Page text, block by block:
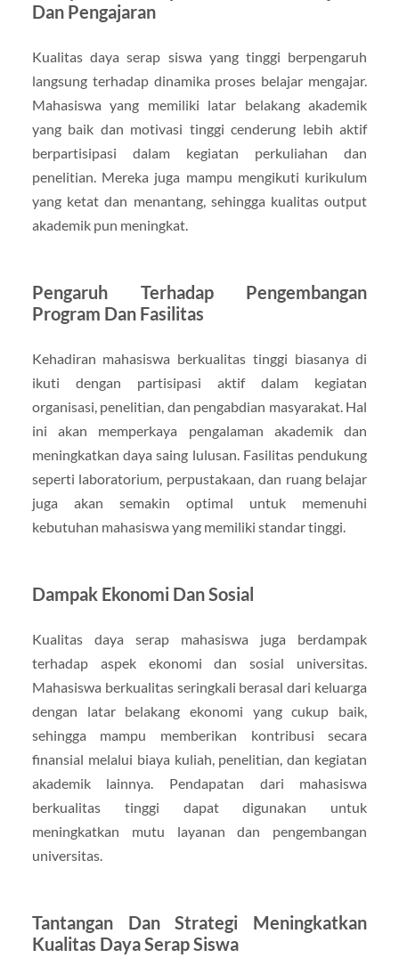
Dan Pengajaran
Kualitas daya serap siswa yang tinggi berpengaruh
langsung terhadap dinamika proses belajar mengajar.
Mahasiswa yang memiliki latar belakang akademik
yang baik dan motivasi tinggi cenderung lebih aktif
berpartisipasi dalam kegiatan perkuliahan dan
penelitian. Mereka juga mampu mengikuti kurikulum
yang ketat dan menantang, sehingga kualitas output
akademik pun meningkat.
Pengaruh Terhadap Pengembangan
Program Dan Fasilitas
Kehadiran mahasiswa berkualitas tinggi biasanya di
ikuti dengan partisipasi aktif dalam kegiatan
organisasi, penelitian, dan pengabdian masyarakat. Hal
ini akan memperkaya pengalaman akademik dan
meningkatkan daya saing lulusan. Fasilitas pendukung
seperti laboratorium, perpustakaan, dan ruang belajar
juga akan semakin optimal untuk memenuhi
kebutuhan mahasiswa yang memiliki standar tinggi.
Dampak Ekonomi Dan Sosial
Kualitas daya serap mahasiswa juga berdampak
terhadap aspek ekonomi dan sosial universitas.
Mahasiswa berkualitas seringkali berasal dari keluarga
dengan latar belakang ekonomi yang cukup baik,
sehingga mampu memberikan kontribusi secara
finansial melalui biaya kuliah, penelitian, dan kegiatan
akademik lainnya. Pendapatan dari mahasiswa
berkualitas tinggi dapat digunakan untuk
meningkatkan mutu layanan dan pengembangan
universitas.
Tantangan Dan Strategi Meningkatkan
Kualitas Daya Serap Siswa